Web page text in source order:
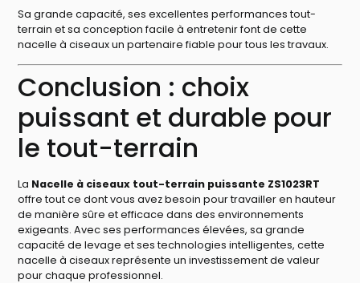
Sa grande capacité, ses excellentes performances tout-
terrain et sa conception facile à entretenir font de cette
nacelle à ciseaux un partenaire fiable pour tous les travaux.
Conclusion : choix
puissant et durable pour
le tout-terrain
La Nacelle à ciseaux tout-terrain puissante ZS1023RT
offre tout ce dont vous avez besoin pour travailler en hauteur
de manière sûre et efficace dans des environnements
exigeants. Avec ses performances élevées, sa grande
capacité de levage et ses technologies intelligentes, cette
nacelle à ciseaux représente un investissement de valeur
pour chaque professionnel.